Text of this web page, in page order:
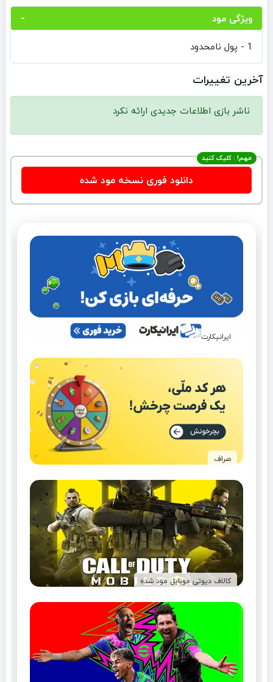
ویژگی مود
1 - پول نامحدود
آخرین تغییرات
ناشر بازی اطلاعات جدیدی ارائه نکرد
مهم! : کلیک کنید
دانلود فوری نسخه مود شده
ایرانیکارت
صراف
کالاف دیوتی موبایل مود شده